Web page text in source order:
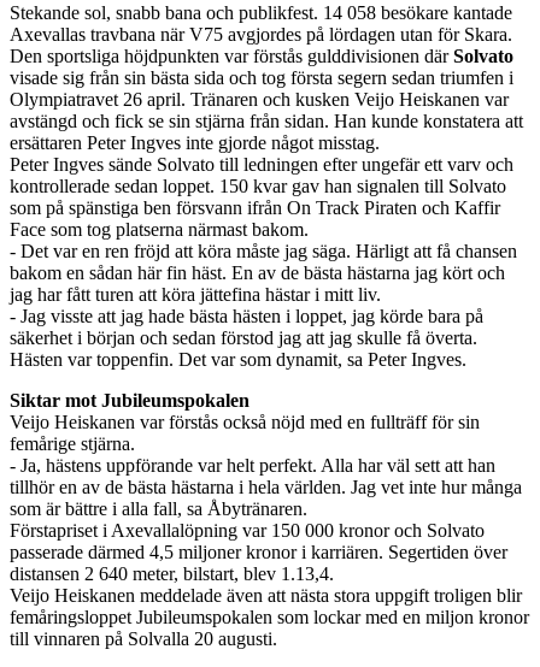
Stekande sol, snabb bana och publikfest. 14 058 besökare kantade
Axevallas travbana när V75 avgjordes på lördagen utan för Skara.
Den sportsliga höjdpunkten var förstås gulddivisionen därSolvato
visade sig från sin bästa sida och tog första segern sedan triumfen i
Olympiatravet 26 april. Tränaren och kusken Veijo Heiskanen var
avstängd och fick se sin stjärna från sidan. Han kunde konstatera att
ersättaren Peter Ingves inte gjorde något misstag.
Peter Ingves sände Solvato till ledningen efter ungefär ett varv och
kontrollerade sedan loppet. 150 kvar gav han signalen till Solvato
som på spänstiga ben försvann ifrån On Track Piraten och Kaffir
Face som tog platserna närmast bakom.
- Det var en ren fröjd att köra måste jag säga. Härligt att få chansen
bakom en sådan här fin häst. En av de bästa hästarna jag kört och
jag har fått turen att köra jättefina hästar i mitt liv.
- Jag visste att jag hade bästa hästen i loppet, jag körde bara på
säkerhet i början och sedan förstod jag att jag skulle få överta.
Hästen var toppenfin. Det var som dynamit, sa Peter Ingves.
Siktar mot Jubileumspokalen
Veijo Heiskanen var förstås också nöjd med en fullträff för sin
femårige stjärna.
- Ja, hästens uppförande var helt perfekt. Alla har väl sett att han
tillhör en av de bästa hästarna i hela världen. Jag vet inte hur många
som är bättre i alla fall, sa Åbytränaren.
Förstapriset i Axevallalöpning var 150 000 kronor och Solvato
passerade därmed 4,5 miljoner kronor i karriären. Segertiden över
distansen 2 640 meter, bilstart, blev 1.13,4.
Veijo Heiskanen meddelade även att nästa stora uppgift troligen blir
femåringsloppet Jubileumspokalen som lockar med en miljon kronor
till vinnaren på Solvalla 20 augusti.